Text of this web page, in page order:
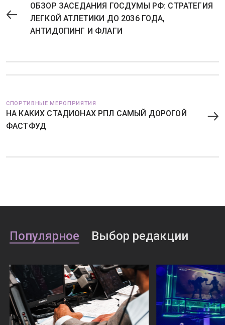
ОБЗОР ЗАСЕДАНИЯ ГОСДУМЫ РФ: СТРАТЕГИЯ
ЛЕГКОЙ АТЛЕТИКИ ДО 2036 ГОДА,
АНТИДОПИНГ И ФЛАГИ
СПОРТИВНЫЕ МЕРОПРИЯТИЯ
НА КАКИХ СТАДИОНАХ РПЛ САМЫЙ ДОРОГОЙ
ФАСТФУД
Популярное Выбор редакции